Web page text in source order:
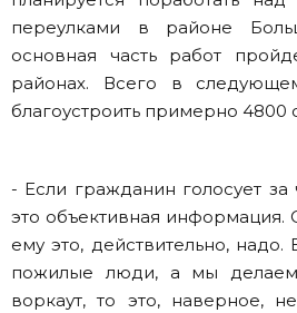
переулками в районе
основная часть работ
районах. Всего в
благоустроить примерно 4800
- Если гражданин голосует за
это объективная информация.
ему это, действительно,
пожилые люди, а мы
воркаут, то это, наверное,